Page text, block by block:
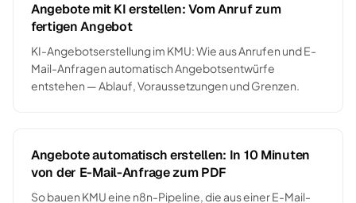
Angebote mit KI erstellen: Vom Anruf zum
fertigen Angebot
KI-Angebotserstellung im KMU: Wie aus Anrufen und E-
Mail-Anfragen automatisch Angebotsentwürfe
entstehen — Ablauf, Voraussetzungen und Grenzen.
Angebote automatisch erstellen: In 10 Minuten
von der E-Mail-Anfrage zum PDF
So bauen KMU eine n8n-Pipeline, die aus einer E-Mail-